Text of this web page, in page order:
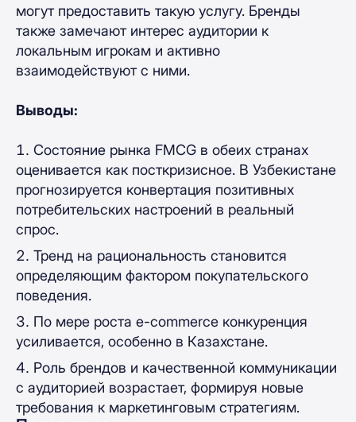
могут предоставить такую услугу. Бренды
также замечают интерес аудитории к
локальным игрокам и активно
взаимодействуют с ними.
Выводы:
Состояние рынка FMCG в обеих странах
оценивается как посткризисное. В Узбекистане
прогнозируется конвертация позитивных
потребительских настроений в реальный
спрос.
Тренд на рациональность становится
определяющим фактором покупательского
поведения.
По мере роста e-commerce конкуренция
усиливается, особенно в Казахстане.
Роль брендов и качественной коммуникации
с аудиторией возрастает, формируя новые
требования к маркетинговым стратегиям.